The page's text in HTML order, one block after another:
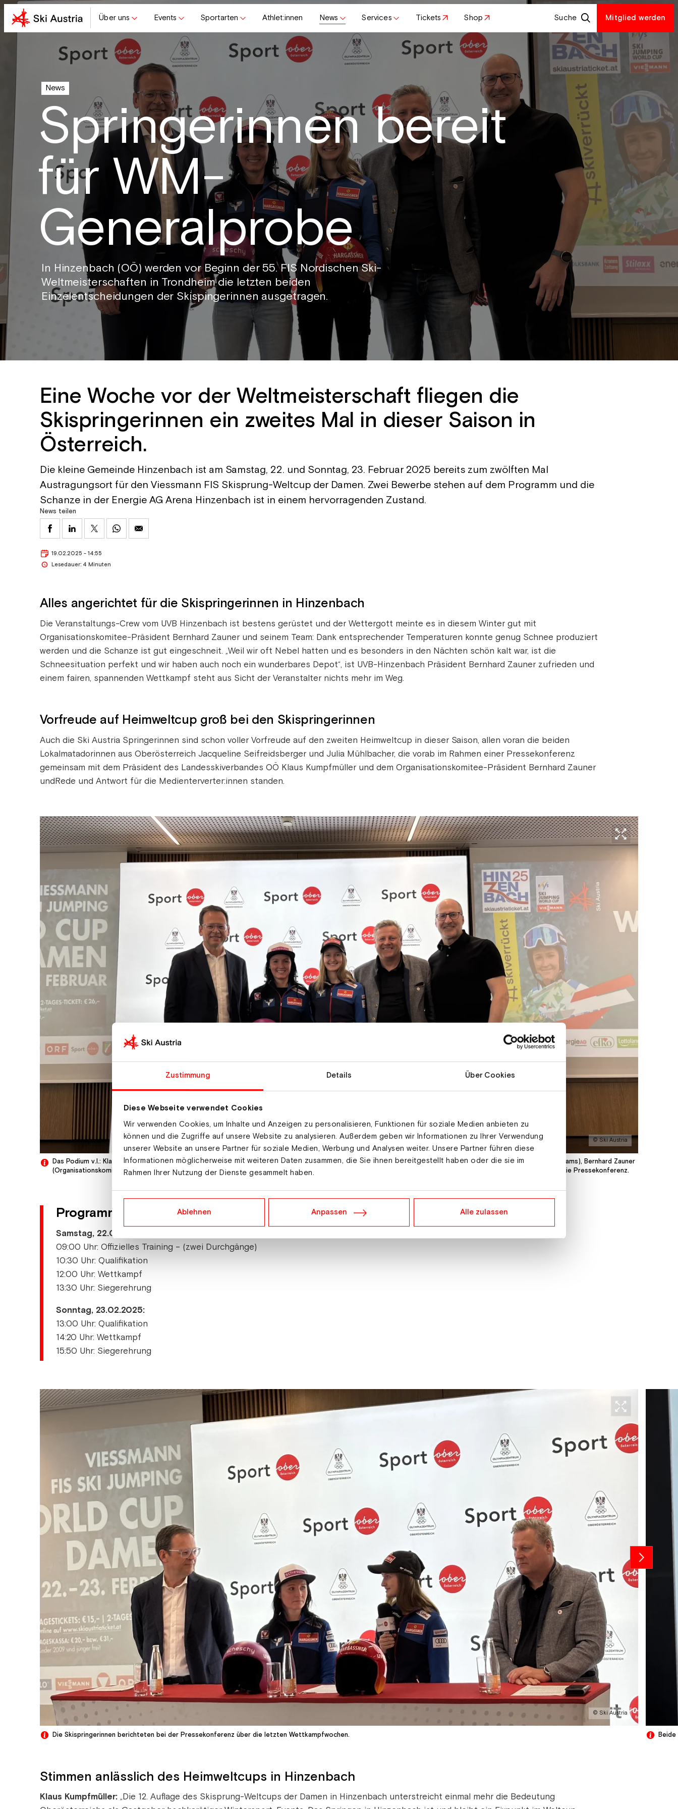
Zustimmung Details Über Cookies
Diese Webseite verwendet Cookies
Wir verwenden Cookies, um Inhalte und Anzeigen zu personalisieren, Funktionen für soziale Medien anbieten zu
können und die Zugriffe auf unsere Website zu analysieren. Außerdem geben wir Informationen zu Ihrer Verwendung
unserer Website an unsere Partner für soziale Medien, Werbung und Analysen weiter. Unsere Partner führen diese
Informationen möglicherweise mit weiteren Daten zusammen, die Sie ihnen bereitgestellt haben oder die sie im
Rahmen Ihrer Nutzung der Dienste gesammelt haben.
Ablehnen Anpassen Alle zulassen
Über uns Events Sportarten Athlet:innen News Services Tickets Shop Suche Mitglied werden
News
Springerinnen bereit
für WM-
Generalprobe
In Hinzenbach (OÖ) werden vor Beginn der 55. FIS Nordischen Ski-
Weltmeisterschaften in Trondheim die letzten beiden
Einzelentscheidungen der Skispingerinnen ausgetragen.
Eine Woche vor der Weltmeisterschaft fliegen die
Skispringerinnen ein zweites Mal in dieser Saison in
Österreich.
Die kleine Gemeinde Hinzenbach ist am Samstag, 22. und Sonntag, 23. Februar 2025 bereits zum zwölften Mal
Austragungsort für den Viessmann FIS Skisprung-Weltcup der Damen. Zwei Bewerbe stehen auf dem Programm und die
Schanze in der Energie AG Arena Hinzenbach ist in einem hervorragenden Zustand.
News teilen
19.02.2025 - 14:55
Lesedauer: 4 Minuten
Alles angerichtet für die Skispringerinnen in Hinzenbach
Die Veranstaltungs-Crew vom UVB Hinzenbach ist bestens gerüstet und der Wettergott meinte es in diesem Winter gut mit
Organisationskomitee-Präsident Bernhard Zauner und seinem Team: Dank entsprechender Temperaturen konnte genug Schnee produziert
werden und die Schanze ist gut eingeschneit. „Weil wir oft Nebel hatten und es besonders in den Nächten schön kalt war, ist die
Schneesituation perfekt und wir haben auch noch ein wunderbares Depot“, ist UVB-Hinzenbach Präsident Bernhard Zauner zufrieden und
einem fairen, spannenden Wettkampf steht aus Sicht der Veranstalter nichts mehr im Weg.
Vorfreude auf Heimweltcup groß bei den Skispringerinnen
Auch die Ski Austria Springerinnen sind schon voller Vorfreude auf den zweiten Heimweltcup in dieser Saison, allen voran die beiden
Lokalmatadorinnen aus Oberösterreich Jacqueline Seifreidsberger und Julia Mühlbacher, die vorab im Rahmen einer Pressekonferenz
gemeinsam mit dem Präsident des Landesskiverbandes OÖ Klaus Kumpfmüller und dem Organisationskomitee-Präsident Bernhard Zauner
undRede und Antwort für die Medienterverter:innen standen.
© Ski Austria
Das Podium v.l.: Klaus Kumpfmüller (Präsident des Landesskiverbandes OÖ), Jacqueline Seifriedsberger und Julia Mühlbacher (beide Skispringerinnen des Weltcupteams), Bernhard Zauner
(Organisationskomitee-Präsident). Sportdirektor Gerhard Rumetshofer (Landessportdirektor, Leiter Landessportzentrum und Olympiazentrum OÖ) führte durch die Pressekonferenz.
Programm für das Weltcupwochenende in Hinzenbach
Samstag, 22.02.2025
09:00 Uhr: Offizielles Training – (zwei Durchgänge)
10:30 Uhr: Qualifikation
12:00 Uhr: Wettkampf
13:30 Uhr: Siegerehrung
Sonntag, 23.02.2025:
13:00 Uhr: Qualifikation
14:20 Uhr: Wettkampf
15:50 Uhr: Siegerehrung
© Ski Austria
Die Skispringerinnen berichteten bei der Pressekonferenz über die letzten Wettkampfwochen. Beide
Stimmen anlässlich des Heimweltcups in Hinzenbach
Klaus Kumpfmüller:„Die 12. Auflage des Skisprung-Weltcups der Damen in Hinzenbach unterstreicht einmal mehr die Bedeutung